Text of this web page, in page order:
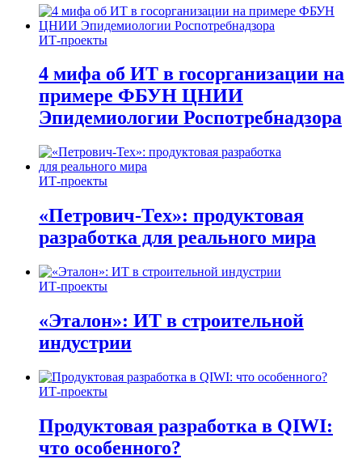
ИТ-проекты
4 мифа об ИТ в госорганизации на
примере ФБУН ЦНИИ
Эпидемиологии Роспотребнадзора
ИТ-проекты
«Петрович-Тех»: продуктовая
разработка для реального мира
ИТ-проекты
«Эталон»: ИТ в строительной
индустрии
ИТ-проекты
Продуктовая разработка в QIWI:
что особенного?